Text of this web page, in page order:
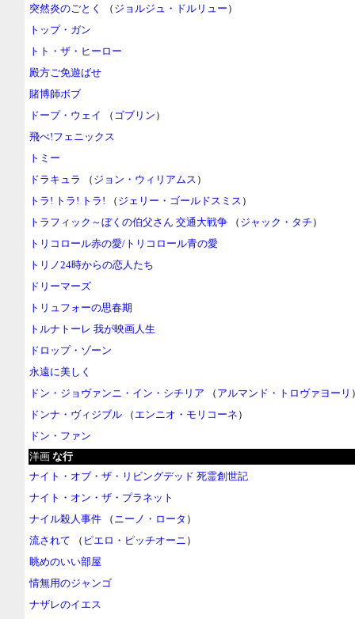
突然炎のごとく （ ジョルジュ・ドルリュー ）
トップ・ガン
トト・ザ・ヒーロー
殿方ご免遊ばせ
賭博師ボブ
ドープ・ウェイ
（ ゴブリン ）
飛べ!フェニックス
トミー
ドラキュラ
（ ジョン・ウィリアムス ）
トラ! トラ! トラ! （ ジェリー・ゴールドスミス ）
トラフィック～ぼくの伯父さん 交通大戦争
（ ジャック・タチ ）
トリコロール赤の愛/トリコロール青の愛
トリノ24時からの恋人たち
ドリーマーズ
トリュフォーの思春期
トルナトーレ 我が映画人生
ドロップ・ゾーン
永遠に美しく
ドン・ジョヴァンニ・イン・シチリア （ アルマンド・トロヴァヨーリ
ドンナ・ヴィジブル （ エンニオ・モリコーネ ）
ドン・ファン
洋画 な行
ナイト・オブ・ザ・リビングデッド 死霊創世記
ナイト・オン・ザ・プラネット
ナイル殺人事件 （ ニーノ・ロータ ）
流されて （ ピエロ・ピッチオーニ ）
眺めのいい部屋
情無用のジャンゴ
ナザレのイエス